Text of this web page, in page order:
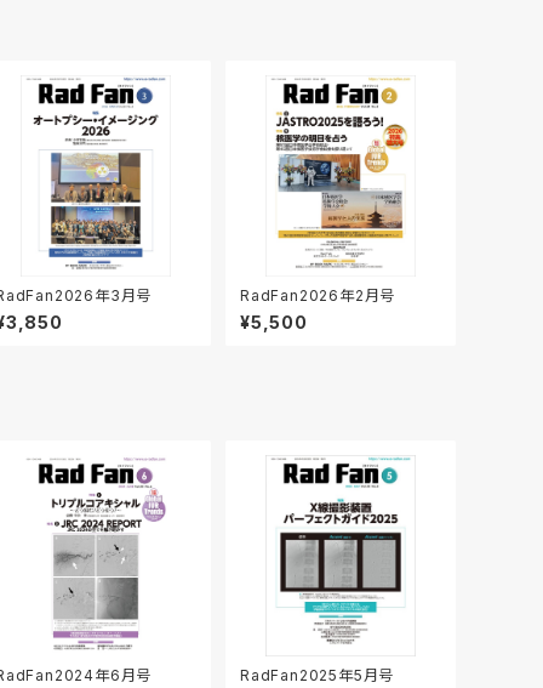
年3月号 RadFan2026年2月号
¥5,500
年6月号 RadFan2025年5月号